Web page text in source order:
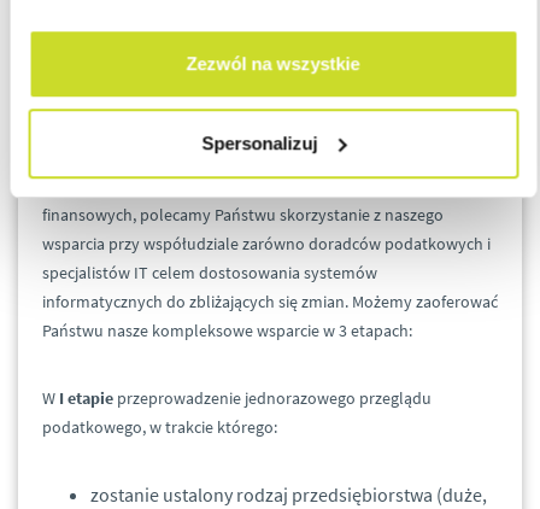
Zezwól na wszystkie
Spersonalizuj
prowadzonej przez podatnika działalności oraz dokładną
analizę rodzaju posiadanych w firmie transakcji celem ich
nowego JPK_VAT.
Aby uniknąć błędów i w konsekwencji wysokich kar
finansowych, polecamy Państwu skorzystanie z naszego
wsparcia przy współudziale zarówno doradców podatkowych i
specjalistów IT celem dostosowania systemów
informatycznych do zbliżających się zmian. Możemy zaoferować
Państwu nasze kompleksowe wsparcie w 3 etapach:
W I etapie przeprowadzenie jednorazowego przeglądu
podatkowego, w trakcie którego:
zostanie ustalony rodzaj przedsiębiorstwa (duże,